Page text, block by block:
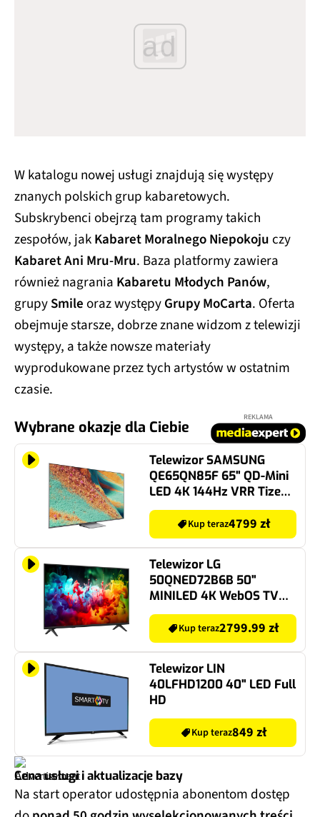
ad
W katalogu nowej usługi znajdują się występy
znanych polskich grup kabaretowych.
Subskrybenci obejrzą tam programy takich
zespołów, jakKabaret Moralnego Niepokojuczy
Kabaret Ani Mru-Mru. Baza platformy zawiera
również nagrania Kabaretu Młodych Panów,
grupySmileoraz występyGrupy MoCarta. Oferta
obejmuje starsze, dobrze znane widzom z telewizji
występy, a także nowsze materiały
wyprodukowane przez tych artystów w ostatnim
czasie.
Wybrane okazje dla Ciebie
REKLAMA
Telewizor SAMSUNG
QE65QN85F 65" QD-Mini
LED 4K 144Hz VRR Tizen
TV Dolby Atmos HDMI 2.1
Kup teraz4799 zł
Telewizor LG
50QNED72B6B 50"
MINILED 4K WebOS TV
HDMI 2.1
Kup teraz2799.99 zł
Telewizor LIN
40LFHD1200 40" LED Full
HD
Kup teraz849 zł
Cena usługi i aktualizacje bazy
Na start operator udostępnia abonentom dostęp